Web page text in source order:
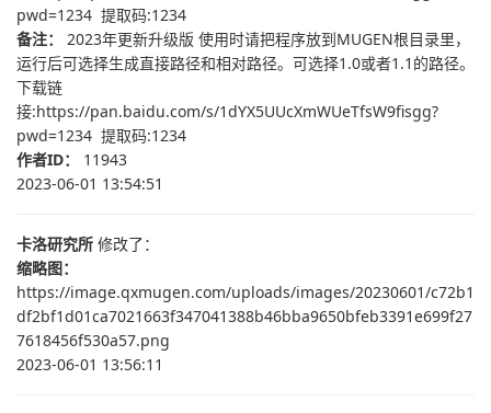
pwd=1234 提取码:1234
备注： 2023年更新升级版 使用时请把程序放到MUGEN根目录里，
运行后可选择生成直接路径和相对路径。可选择1.0或者1.1的路径。
下载链
接:https://pan.baidu.com/s/1dYX5UUcXmWUeTfsW9fisgg?
pwd=1234 提取码:1234
作者ID： 11943
2023-06-01 13:54:51
卡洛研究所 修改了：
缩略图：
https://image.qxmugen.com/uploads/images/20230601/c72b1
df2bf1d01ca7021663f347041388b46bba9650bfeb3391e699f27
7618456f530a57.png
2023-06-01 13:56:11